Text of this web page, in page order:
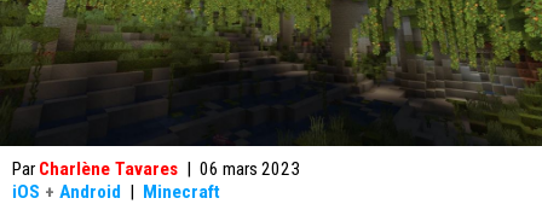
Par Charlène Tavares | 06 mars 2023
iOS + Android | Minecraft